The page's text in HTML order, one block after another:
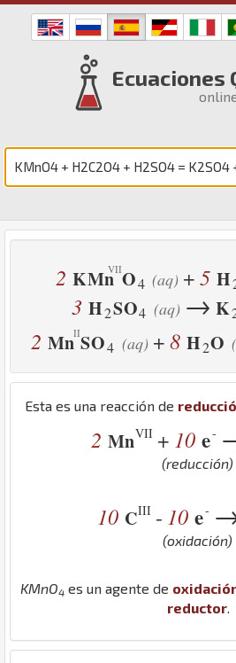
Ecuaciones
2 KMn O4 (aq) +5 H
3 H2SO4 (aq) → K
2 Mn SO4 (aq) +8 H2O
Esta es una reacción de
2 MnVII + 10 e-
(reducción)
10 CIII - 10 e-
(oxidación)
KMnO4 es un agente de
reductor.